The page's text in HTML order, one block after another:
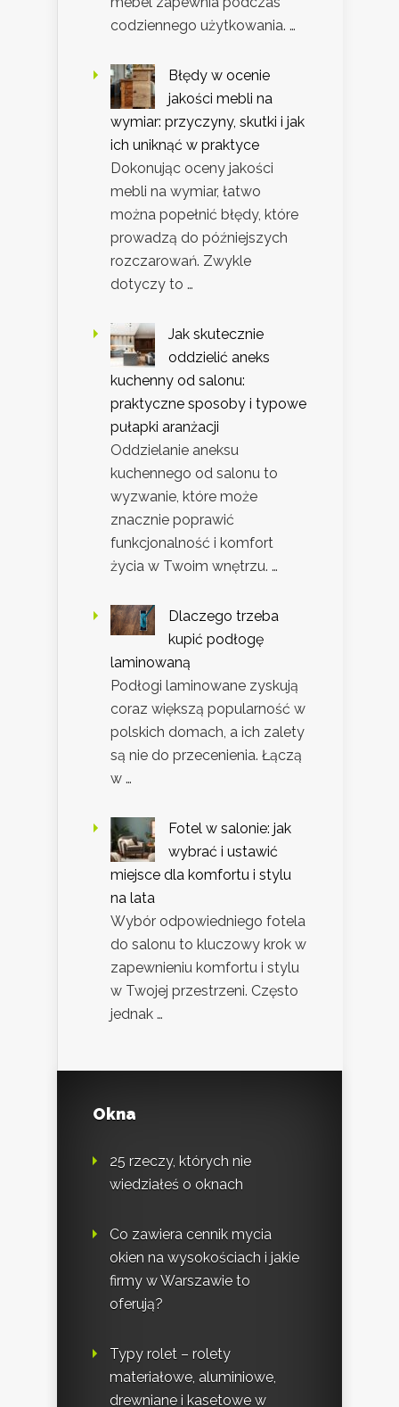
codziennego użytkowania. …
Błędy w ocenie
jakości mebli na
wymiar: przyczyny, skutki i jak
ich uniknąć w praktyce
Dokonując oceny jakości
mebli na wymiar, łatwo
można popełnić błędy, które
prowadzą do późniejszych
rozczarowań. Zwykle
dotyczy to …
Jak skutecznie
oddzielić aneks
kuchenny od salonu:
praktyczne sposoby i typowe
pułapki aranżacji
Oddzielanie aneksu
kuchennego od salonu to
wyzwanie, które może
znacznie poprawić
funkcjonalność i komfort
życia w Twoim wnętrzu. …
Dlaczego trzeba
kupić podłogę
laminowaną
Podłogi laminowane zyskują
coraz większą popularność w
polskich domach, a ich zalety
są nie do przecenienia. Łączą
w …
Fotel w salonie: jak
wybrać i ustawić
miejsce dla komfortu i stylu
na lata
Wybór odpowiedniego fotela
do salonu to kluczowy krok w
zapewnieniu komfortu i stylu
w Twojej przestrzeni. Często
jednak …
Okna
25 rzeczy, których nie
wiedziałeś o oknach
Co zawiera cennik mycia
okien na wysokościach i jakie
firmy w Warszawie to
oferują?
Typy rolet – rolety
materiałowe, aluminiowe,
drewniane i kasetowe w